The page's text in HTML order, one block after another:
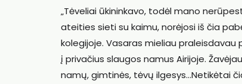
„Tėveliai ūkininkavo, todėl mano
ateities sieti su kaimu, norėjosi iš čia
kolegijoje. Vasaras mieliau praleisdavau
į privačius slaugos namus Airijoje.
namų, gimtinės, tėvų ilgesys…Netikėtai